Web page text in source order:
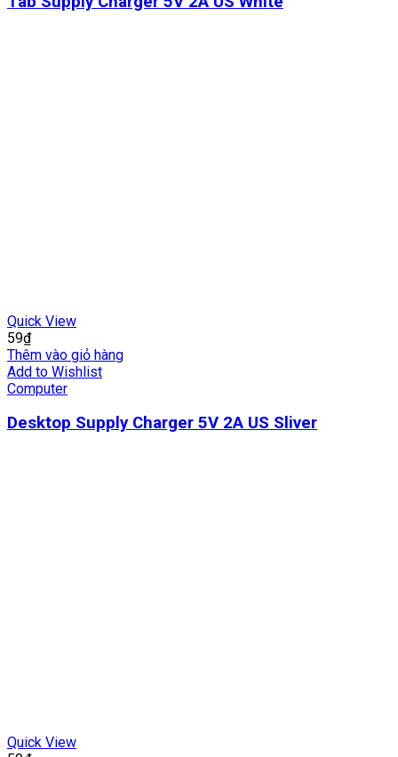
Quick View
59₫
Thêm vào giỏ hàng
Add to Wishlist
Computer
Desktop Supply Charger 5V 2A US Sliver
Quick View